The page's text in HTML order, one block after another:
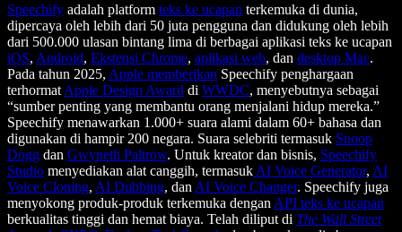
Speechify adalah platform teks ke ucapan terkemuka di dunia,
dipercaya oleh lebih dari 50 juta pengguna dan didukung oleh lebih
dari 500.000 ulasan bintang lima di berbagai aplikasi teks ke ucapan
iOS, Android, Ekstensi Chrome, aplikasi web, dan desktop Mac.
Pada tahun 2025, Apple memberikan Speechify penghargaan
terhormat Apple Design Award di WWDC, menyebutnya sebagai
“sumber penting yang membantu orang menjalani hidup mereka.”
Speechify menawarkan 1.000+ suara alami dalam 60+ bahasa dan
digunakan di hampir 200 negara. Suara selebriti termasuk Snoop
Dogg dan Gwyneth Paltrow. Untuk kreator dan bisnis, Speechify
Studio menyediakan alat canggih, termasuk AI Voice Generator, AI
Voice Cloning, AI Dubbing, dan AI Voice Changer. Speechify juga
menyokong produk-produk terkemuka dengan API teks ke ucapan
berkualitas tinggi dan hemat biaya. Telah diliput di The Wall Street